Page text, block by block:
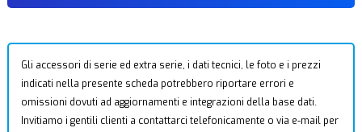
Gli accessori di serie ed extra serie, i dati tecnici, le foto e i prezzi
indicati nella presente scheda potrebbero riportare errori e
omissioni dovuti ad aggiornamenti e integrazioni della base dati.
Invitiamo i gentili clienti a contattarci telefonicamente o via e-mail per